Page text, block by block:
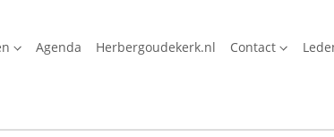
Agenda Herbergoudekerk.nl Contact